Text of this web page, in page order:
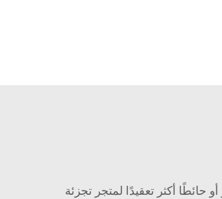
حائطًا أكثر تعقيدًا لمتجر تجزئة